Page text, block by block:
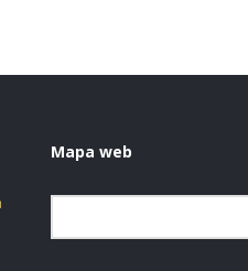
Mapa web